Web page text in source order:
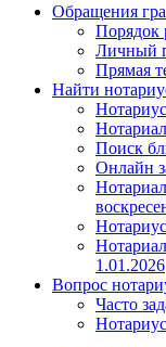
Обращения
Порядок
Личный
Прямая
Найти
Поиск
Онлайн
1.01.2026
Вопрос
Часто